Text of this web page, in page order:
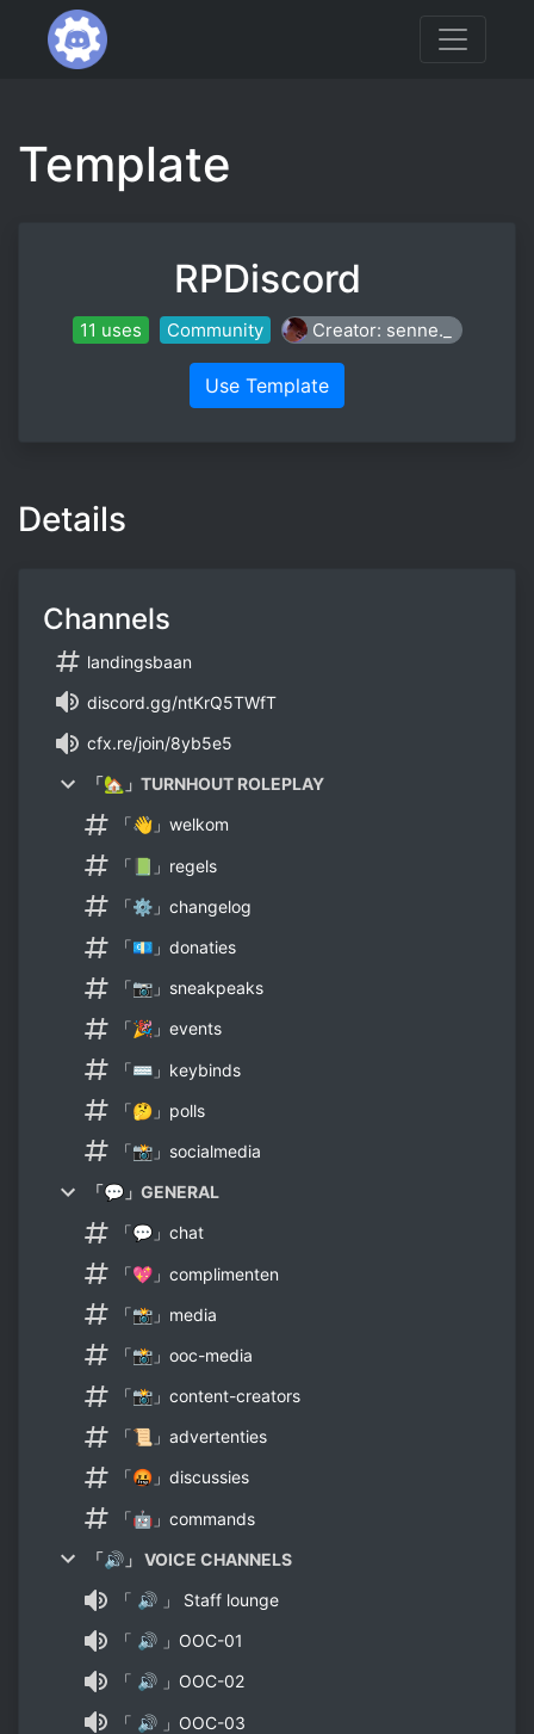
Template
RPDiscord
11 uses Community Creator: senne._
Use Template
Details
Channels
landingsbaan
discord.gg/ntKrQ5TWfT
cfx.re/join/8yb5e5
「🏡」TURNHOUT ROLEPLAY
「👋」welkom
「📗」regels
「⚙」changelog
「💶」donaties
「📷」sneakpeaks
「🎉」events
「⌨」keybinds
「🤔」polls
「📸」socialmedia
「💬」GENERAL
「💬」chat
「💖」complimenten
「📸」media
「📸」ooc-media
「📸」content-creators
「📜」advertenties
「🤬」discussies
「🤖」commands
「🔊」 VOICE CHANNELS
「 🔊 」 Staff lounge
「 🔊 」OOC-01
「 🔊 」OOC-02
「 🔊 」OOC-03